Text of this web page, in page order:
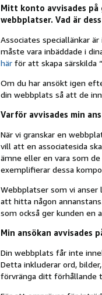
Mitt konto avvisades på
webbplatser. Vad är
Associates speciallänkar
måste vara inbäddade i
härför att skapa särskilda
Om du har ansökt igen
din webbplats så att de
Varför avvisades min
När vi granskar en
vill att en associatesida
ämne eller en vara som
exemplifierar dessa
Webbplatser som vi
att hitta någon
som också ger kunden en
Min ansökan avvisades
Din webbplats får inte
Detta inkluderar ord,
förvränga ditt förhållande